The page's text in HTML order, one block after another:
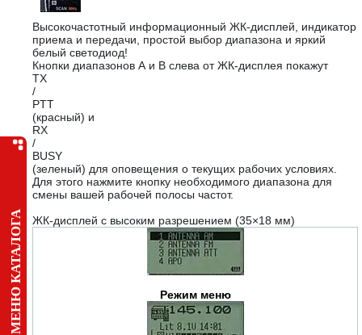
МЕНЮ КАТАЛОГА
Высокочастотный информационный ЖК-дисплей, индикатор
приема и передачи, простой выбор диапазона и яркий
белый светодиод!
Кнопки диапазонов А и В слева от ЖК-дисплея покажут
TX
/
PTT
(красный) и
RX
/
BUSY
(зеленый) для оповещения о текущих рабочих условиях.
Для этого нажмите кнопку необходимого диапазона для
смены вашей рабочей полосы частот.
ЖК-дисплей с высоким разрешением (35×18 мм)
Режим меню